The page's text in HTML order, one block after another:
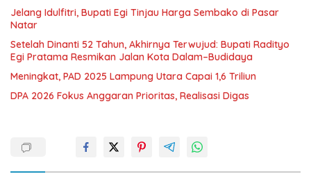
Jelang Idulfitri, Bupati Egi Tinjau Harga Sembako di Pasar
Natar
Setelah Dinanti 52 Tahun, Akhirnya Terwujud: Bupati Radityo
Egi Pratama Resmikan Jalan Kota Dalam–Budidaya
Meningkat, PAD 2025 Lampung Utara Capai 1,6 Triliun
DPA 2026 Fokus Anggaran Prioritas, Realisasi Digas